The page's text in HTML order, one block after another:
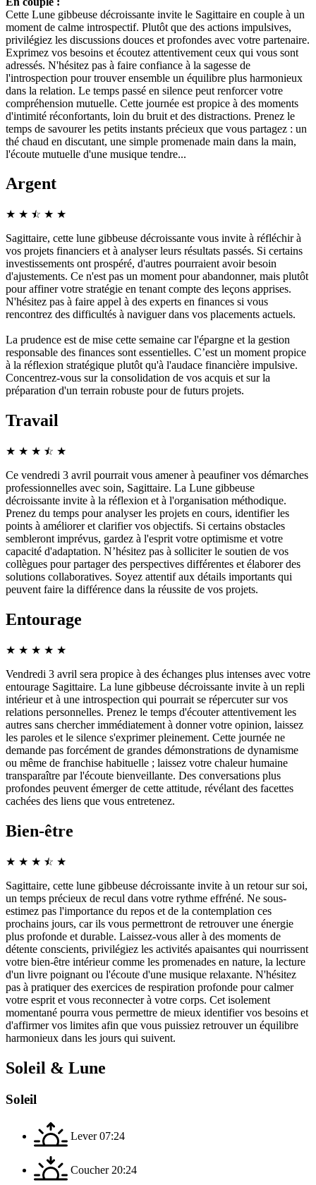
Cette Lune gibbeuse décroissante invite le Sagittaire en couple à un
moment de calme introspectif. Plutôt que des actions impulsives,
privilégiez les discussions douces et profondes avec votre partenaire.
Exprimez vos besoins et écoutez attentivement ceux qui vous sont
adressés. N'hésitez pas à faire confiance à la sagesse de
l'introspection pour trouver ensemble un équilibre plus harmonieux
dans la relation. Le temps passé en silence peut renforcer votre
compréhension mutuelle. Cette journée est propice à des moments
d'intimité réconfortants, loin du bruit et des distractions. Prenez le
temps de savourer les petits instants précieux que vous partagez : un
thé chaud en discutant, une simple promenade main dans la main,
l'écoute mutuelle d'une musique tendre...
Argent
★ ★ ☆
★ ★ ★
Sagittaire, cette lune gibbeuse décroissante vous invite à réfléchir à
vos projets financiers et à analyser leurs résultats passés. Si certains
investissements ont prospéré, d'autres pourraient avoir besoin
d'ajustements. Ce n'est pas un moment pour abandonner, mais plutôt
pour affiner votre stratégie en tenant compte des leçons apprises.
N'hésitez pas à faire appel à des experts en finances si vous
rencontrez des difficultés à naviguer dans vos placements actuels.
La prudence est de mise cette semaine car l'épargne et la gestion
responsable des finances sont essentielles. C’est un moment propice
à la réflexion stratégique plutôt qu'à l'audace financière impulsive.
Concentrez-vous sur la consolidation de vos acquis et sur la
préparation d'un terrain robuste pour de futurs projets.
Travail
★ ★ ★ ☆
★ ★
Ce vendredi 3 avril pourrait vous amener à peaufiner vos démarches
professionnelles avec soin, Sagittaire. La Lune gibbeuse
décroissante invite à la réflexion et à l'organisation méthodique.
Prenez du temps pour analyser les projets en cours, identifier les
points à améliorer et clarifier vos objectifs. Si certains obstacles
sembleront imprévus, gardez à l'esprit votre optimisme et votre
capacité d'adaptation. N’hésitez pas à solliciter le soutien de vos
collègues pour partager des perspectives différentes et élaborer des
solutions collaboratives. Soyez attentif aux détails importants qui
peuvent faire la différence dans la réussite de vos projets.
Entourage
★ ★ ★ ★ ★
Vendredi 3 avril sera propice à des échanges plus intenses avec votre
entourage Sagittaire. La lune gibbeuse décroissante invite à un repli
intérieur et à une introspection qui pourrait se répercuter sur vos
relations personnelles. Prenez le temps d'écouter attentivement les
autres sans chercher immédiatement à donner votre opinion, laissez
les paroles et le silence s'exprimer pleinement. Cette journée ne
demande pas forcément de grandes démonstrations de dynamisme
ou même de franchise habituelle ; laissez votre chaleur humaine
transparaître par l'écoute bienveillante. Des conversations plus
profondes peuvent émerger de cette attitude, révélant des facettes
cachées des liens que vous entretenez.
Bien-être
★ ★ ★ ☆
★ ★
Sagittaire, cette lune gibbeuse décroissante invite à un retour sur soi,
un temps précieux de recul dans votre rythme effréné. Ne sous-
estimez pas l'importance du repos et de la contemplation ces
prochains jours, car ils vous permettront de retrouver une énergie
plus profonde et durable. Laissez-vous aller à des moments de
détente conscients, privilégiez les activités apaisantes qui nourrissent
votre bien-être intérieur comme les promenades en nature, la lecture
d'un livre poignant ou l'écoute d'une musique relaxante. N'hésitez
pas à pratiquer des exercices de respiration profonde pour calmer
votre esprit et vous reconnecter à votre corps. Cet isolement
momentané pourra vous permettre de mieux identifier vos besoins et
d'affirmer vos limites afin que vous puissiez retrouver un équilibre
harmonieux dans les jours qui suivent.
Soleil & Lune
Soleil
Lever 07:24
Coucher 20:24